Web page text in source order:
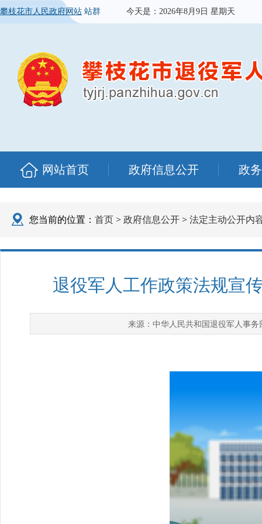
攀枝花市人民政府网站 站群 今天是： 2026年8月9日 星期天
网站首页 政府信息公开 政
您当前的位置： 首页 > 政府信息公开 > 法定主动公开内
退役军人工作政策法规宣
来源： 中华人民共和国退役军人事务